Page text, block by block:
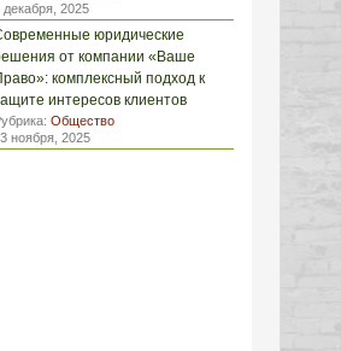
декабря, 2025
юридические
от компании «Ваше
комплексный подход к
интересов клиентов
Общество
ноября, 2025